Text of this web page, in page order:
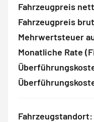
Fahrzeugpreis
Fahrzeugpreis
Mehrwertsteuer
Monatliche Rate
Fahrzeugstandort: